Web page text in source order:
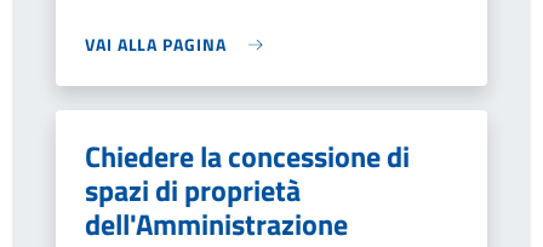
VAI ALLA PAGINA
Chiedere la concessione di
spazi di proprietà
dell'Amministrazione